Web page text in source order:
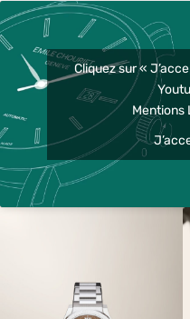
Cliquez sur «
Mentions